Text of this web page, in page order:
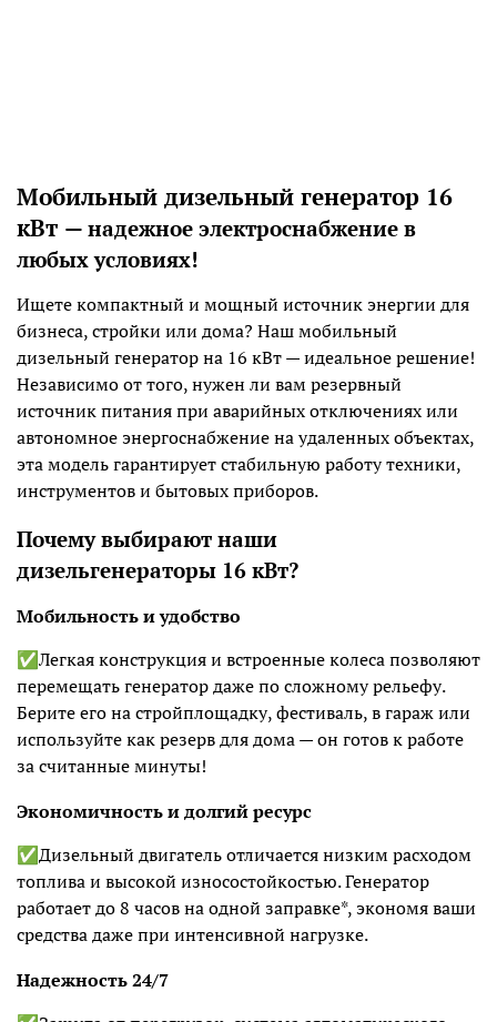
Мобильный дизельный генератор 16
кВт — надежное электроснабжение в
любых условиях!
Ищете компактный и мощный источник энергии для
бизнеса, стройки или дома? Наш мобильный
дизельный генератор на 16 кВт — идеальное решение!
Независимо от того, нужен ли вам резервный
источник питания при аварийных отключениях или
автономное энергоснабжение на удаленных объектах,
эта модель гарантирует стабильную работу техники,
инструментов и бытовых приборов.
Почему выбирают наши
дизельгенераторы 16 кВт?
Мобильность и удобство
✅Легкая конструкция и встроенные колеса позволяют
перемещать генератор даже по сложному рельефу.
Берите его на стройплощадку, фестиваль, в гараж или
используйте как резерв для дома — он готов к работе
за считанные минуты!
Экономичность и долгий ресурс
✅Дизельный двигатель отличается низким расходом
топлива и высокой износостойкостью. Генератор
работает до 8 часов на одной заправке*, экономя ваши
средства даже при интенсивной нагрузке.
Надежность 24/7